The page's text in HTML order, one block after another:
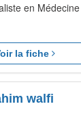
en
la fiche
walfi